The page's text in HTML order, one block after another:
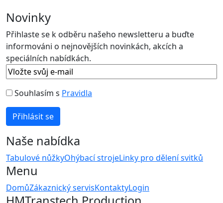
Novinky
Přihlaste se k odběru našeho newsletteru a buďte
informováni o nejnovějších novinkách, akcích a
speciálních nabídkách.
Souhlasím s Pravidla
Naše nabídka
Tabulové nůžkyOhýbací strojeLinky pro dělení svitků
Menu
DomůZákaznický servisKontaktyLogin